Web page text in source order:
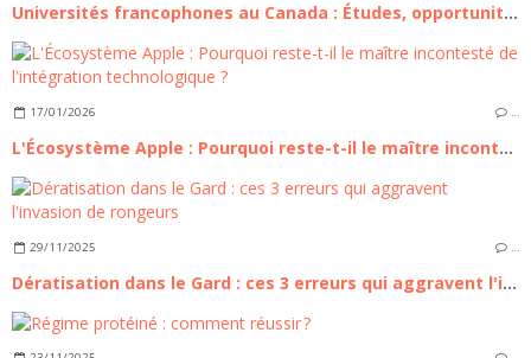
Universités francophones au Canada : Études, opportunités et vie étudiante
17/01/2026 …
L'Écosystème Apple : Pourquoi reste-t-il le maître incontesté de l'intégration technologique ?
29/11/2025
Dératisation dans le Gard : ces 3 erreurs qui aggravent l'invasion de rongeurs